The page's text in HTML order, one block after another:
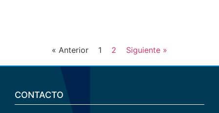
« Anterior 1 2 Siguiente »
CONTACTO